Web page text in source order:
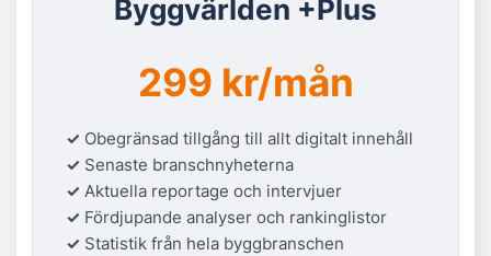
Byggvärlden +Plus
299 kr/mån
✓ Obegränsad tillgång till allt digitalt innehåll
✓ Senaste branschnyheterna
✓ Aktuella reportage och intervjuer
✓ Fördjupande analyser och rankinglistor
✓ Statistik från hela byggbranschen